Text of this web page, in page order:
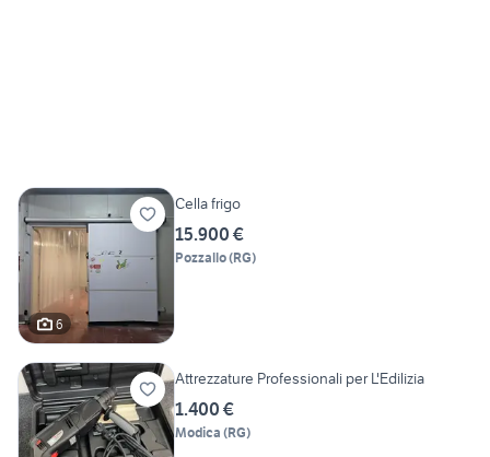
6
Cella frigo
15.900 €
Pozzallo(RG)
Attrezzature Professionali per L'Edilizia
1.400 €
Modica (RG)